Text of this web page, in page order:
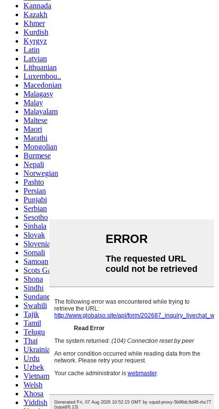
Kannada
Kazakh
Khmer
Kurdish
Kyrgyz
Latin
Latvian
Lithuanian
Luxembou..
Macedonian
Malagasy
Malay
Malayalam
Maltese
Maori
Marathi
Mongolian
Burmese
Nepali
Norwegian
Pashto
Persian
Punjabi
Serbian
Sesotho
Sinhala
Slovak
Slovenian
Somali
Samoan
Scots Gaelic
Shona
Sindhi
Sundanese
Swahili
Tajik
Tamil
Telugu
Thai
Ukrainian
Urdu
Uzbek
Vietnamese
Welsh
Xhosa
Yiddish